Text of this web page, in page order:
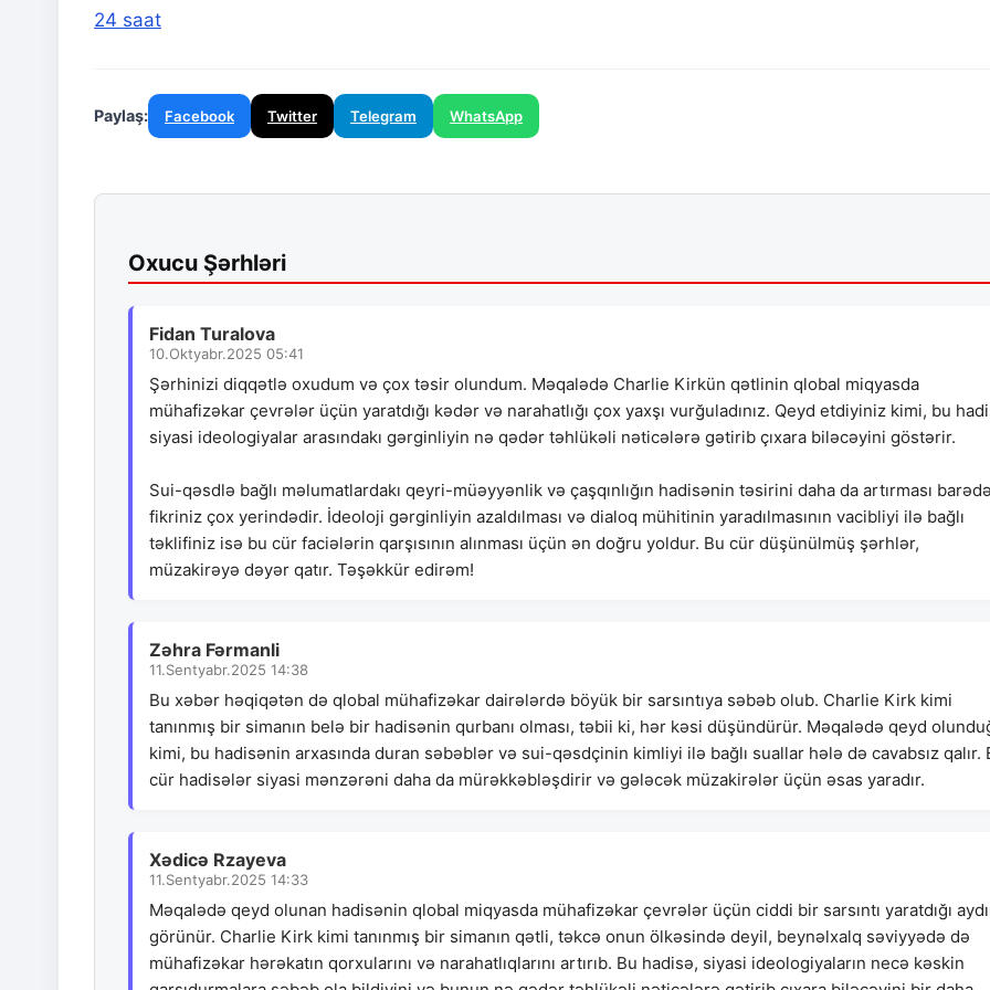
24 saat
Paylaş: Facebook Twitter Telegram WhatsApp
Oxucu Şərhləri
Fidan Turalova
10.Oktyabr.2025 05:41
Şərhinizi diqqətlə oxudum və çox təsir olundum. Məqalədə Charlie Kirkün qətlinin qlobal miqyasda
mühafizəkar çevrələr üçün yaratdığı kədər və narahatlığı çox yaxşı vurğuladınız. Qeyd etdiyiniz kimi, bu
siyasi ideologiyalar arasındakı gərginliyin nə qədər təhlükəli nəticələrə gətirib çıxara biləcəyini göstərir.
Sui-qəsdlə bağlı məlumatlardakı qeyri-müəyyənlik və çaşqınlığın hadisənin təsirini daha da artırması
fikriniz çox yerindədir. İdeoloji gərginliyin azaldılması və dialoq mühitinin yaradılmasının vacibliyi ilə bağlı
təklifiniz isə bu cür faciələrin qarşısının alınması üçün ən doğru yoldur. Bu cür düşünülmüş şərhlər,
müzakirəyə dəyər qatır. Təşəkkür edirəm!
Zəhra Fərmanli
11.Sentyabr.2025 14:38
Bu xəbər həqiqətən də qlobal mühafizəkar dairələrdə böyük bir sarsıntıya səbəb olub. Charlie Kirk kimi
tanınmış bir simanın belə bir hadisənin qurbanı olması, təbii ki, hər kəsi düşündürür. Məqalədə qeyd
kimi, bu hadisənin arxasında duran səbəblər və sui-qəsdçinin kimliyi ilə bağlı suallar hələ də cavabsız qalır.
cür hadisələr siyasi mənzərəni daha da mürəkkəbləşdirir və gələcək müzakirələr üçün əsas yaradır.
Xədicə Rzayeva
11.Sentyabr.2025 14:33
Məqalədə qeyd olunan hadisənin qlobal miqyasda mühafizəkar çevrələr üçün ciddi bir sarsıntı yaratdığı
görünür. Charlie Kirk kimi tanınmış bir simanın qətli, təkcə onun ölkəsində deyil, beynəlxalq səviyyədə də
mühafizəkar hərəkatın qorxularını və narahatlıqlarını artırıb. Bu hadisə, siyasi ideologiyaların necə kəskin